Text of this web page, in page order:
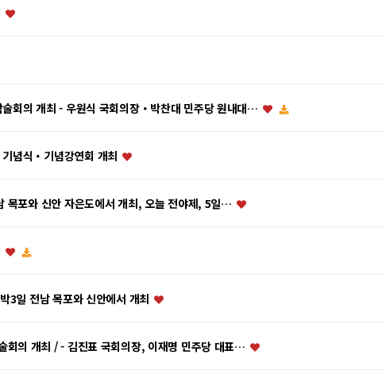
회의 개최 - 우원식 국회의장・박찬대 민주당 원내대…
념식・기념강연회 개최
목포와 신안 자은도에서 개최, 오늘 전야제, 5일…
3일 전남 목포와 신안에서 개최
회의 개최 / - 김진표 국회의장, 이재명 민주당 대표…